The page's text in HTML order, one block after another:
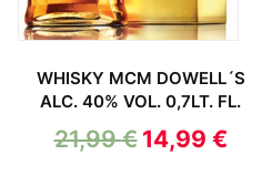
WHISKY MCM DOWELL´S
ALC. 40% VOL. 0,7LT. FL.
21,99€ 14,99 €